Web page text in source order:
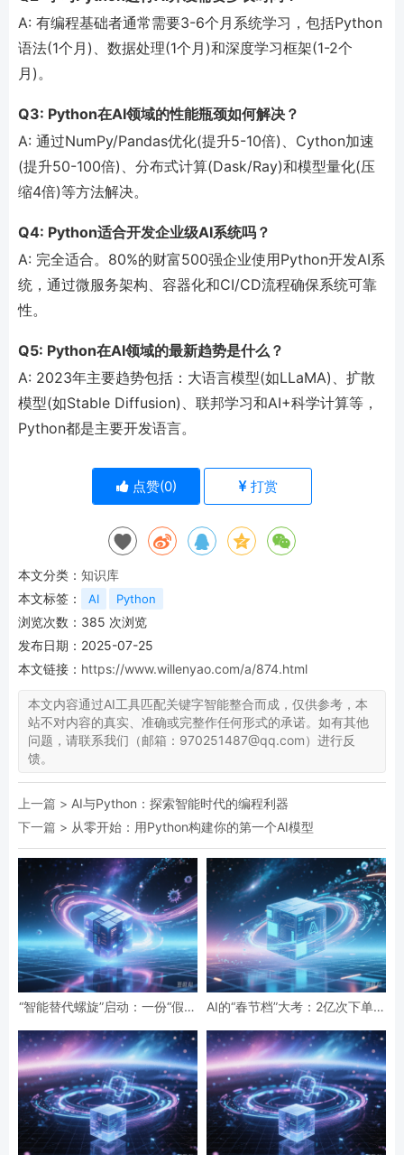
A: 有编程基础者通常需要3-6个月系统学习，包括Python
语法(1个月)、数据处理(1个月)和深度学习框架(1-2个
月)。
Q3: Python在AI领域的性能瓶颈如何解决？
A: 通过NumPy/Pandas优化(提升5-10倍)、Cython加速
(提升50-100倍)、分布式计算(Dask/Ray)和模型量化(压
缩4倍)等方法解决。
Q4: Python适合开发企业级AI系统吗？
A: 完全适合。80%的财富500强企业使用Python开发AI系
统，通过微服务架构、容器化和CI/CD流程确保系统可靠
性。
Q5: Python在AI领域的最新趋势是什么？
A: 2023年主要趋势包括：大语言模型(如LLaMA)、扩散
模型(如Stable Diffusion)、联邦学习和AI+科学计算等，
Python都是主要开发语言。
点赞(0) 打赏
本文分类： 知识库
本文标签：
AI Python
浏览次数： 385 次浏览
发布日期：2025-07-25
本文链接： https://www.willenyao.com/a/874.html
本文内容通过AI工具匹配关键字智能整合而成，仅供参考，本
站不对内容的真实、准确或完整作任何形式的承诺。如有其他
问题，请联系我们（邮箱：970251487@qq.com）进行反
馈。
上一篇 > AI与Python：探索智能时代的编程利器
下一篇 > 从零开始：用Python构建你的第一个AI模型
“智能替代螺旋”启动：一份“假设
经济通缩
AI的“春节档”大考：2亿次下单与
数据红利与隐忧